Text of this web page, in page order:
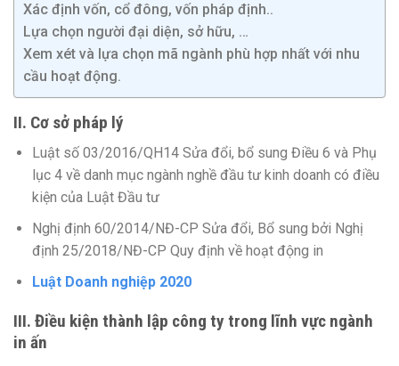
Xác định vốn, cổ đông, vốn pháp định..
Lựa chọn người đại diện, sở hữu, …
Xem xét và lựa chọn mã ngành phù hợp nhất với nhu
cầu hoạt động.
II. Cơ sở pháp lý
Luật số 03/2016/QH14 Sửa đổi, bổ sung Điều 6 và Phụ
lục 4 về danh mục ngành nghề đầu tư kinh doanh có điều
kiện của Luật Đầu tư
Nghị định 60/2014/NĐ-CP Sửa đổi, Bổ sung bởi Nghị
định 25/2018/NĐ-CP Quy định về hoạt động in
Luật Doanh nghiệp 2020
III. Điều kiện thành lập công ty trong lĩnh vực ngành
in ấn